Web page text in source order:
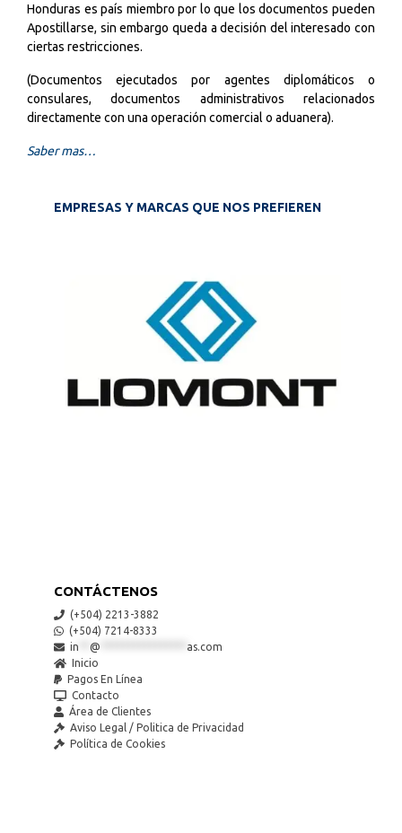
Honduras es país miembro por lo que los documentos pueden
Apostillarse, sin embargo queda a decisión del interesado con
ciertas restricciones.
(Documentos ejecutados por agentes diplomáticos o
consulares, documentos administrativos relacionados
directamente con una operación comercial o aduanera).
Saber mas…
EMPRESAS Y MARCAS QUE NOS PREFIEREN
CONTÁCTENOS
(+504) 2213-3882
(+504) 7214-8333
in
@
as.com
Inicio
Pagos En Línea
Contacto
Área de Clientes
Aviso Legal / Politica de Privacidad
Política de Cookies